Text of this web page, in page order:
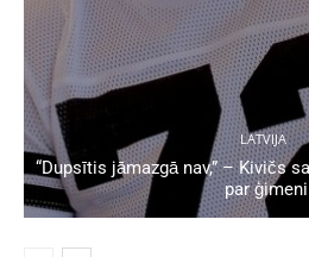
LATVIJA
“Dupsītis jāmazgā nav,” – Kivičs
par ģimeni